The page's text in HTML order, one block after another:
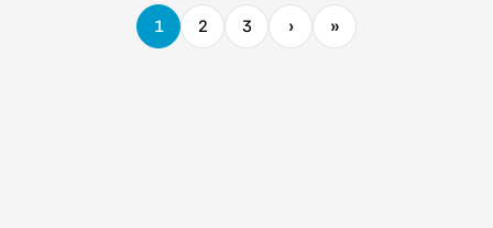
1 2 3